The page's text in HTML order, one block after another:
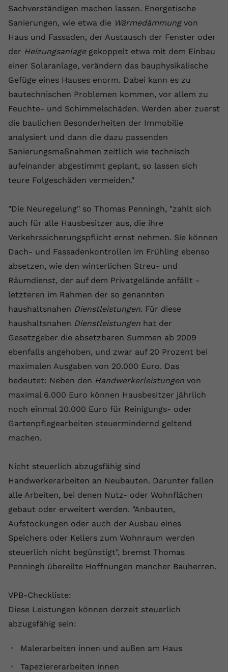
Sachverständigen machen lassen. Energetische
Sanierungen, wie etwa die Wärmedämmungvon
Haus und Fassaden, der Austausch der Fenster oder
der Heizungsanlagegekoppelt etwa mit dem Einbau
einer Solaranlage, verändern das bauphysikalische
Gefüge eines Hauses enorm. Dabei kann es zu
bautechnischen Problemen kommen, vor allem zu
Feuchte- und Schimmelschäden. Werden aber zuerst
die baulichen Besonderheiten der Immobilie
analysiert und dann die dazu passenden
Sanierungsmaßnahmen zeitlich wie technisch
aufeinander abgestimmt geplant, so lassen sich
teure Folgeschäden vermeiden."
"Die Neuregelung" so Thomas Penningh, "zahlt sich
auch für alle Hausbesitzer aus, die ihre
Verkehrssicherungspflicht ernst nehmen. Sie können
Dach- und Fassadenkontrollen im Frühling ebenso
absetzen, wie den winterlichen Streu- und
Räumdienst, der auf dem Privatgelände anfällt -
letzteren im Rahmen der so genannten
haushaltsnahen Dienstleistungen. Für diese
haushaltsnahen Dienstleistungen hat der
Gesetzgeber die absetzbaren Summen ab 2009
ebenfalls angehoben, und zwar auf 20 Prozent bei
maximalen Ausgaben von 20.000 Euro. Das
bedeutet: Neben den Handwerkerleistungen von
maximal 6.000 Euro können Hausbesitzer jährlich
noch einmal 20.000 Euro für Reinigungs- oder
Gartenpflegearbeiten steuermindernd geltend
machen.
Nicht steuerlich abzugsfähig sind
Handwerkerarbeiten an Neubauten. Darunter fallen
alle Arbeiten, bei denen Nutz- oder Wohnflächen
gebaut oder erweitert werden. "Anbauten,
Aufstockungen oder auch der Ausbau eines
Speichers oder Kellers zum Wohnraum werden
steuerlich nicht begünstigt", bremst Thomas
Penningh übereilte Hoffnungen mancher Bauherren.
VPB-Checkliste:
Diese Leistungen können derzeit steuerlich
abzugsfähig sein:
Malerarbeiten innen und außen am Haus
Tapeziererarbeiten innen